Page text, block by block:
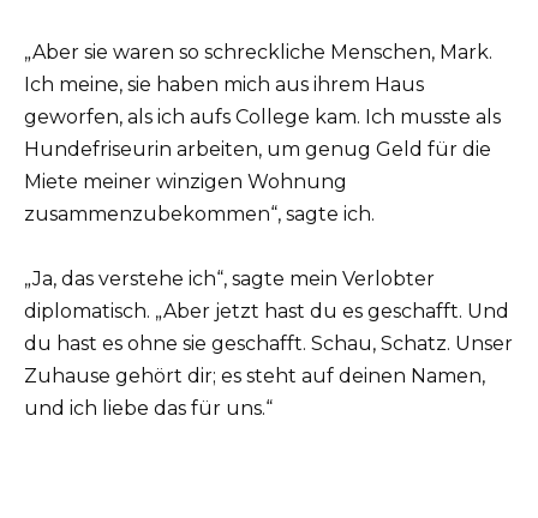
„Aber sie waren so schreckliche Menschen, Mark.
Ich meine, sie haben mich aus ihrem Haus
geworfen, als ich aufs College kam. Ich musste als
Hundefriseurin arbeiten, um genug Geld für die
Miete meiner winzigen Wohnung
zusammenzubekommen“, sagte ich.
„Ja, das verstehe ich“, sagte mein Verlobter
diplomatisch. „Aber jetzt hast du es geschafft. Und
du hast es ohne sie geschafft. Schau, Schatz. Unser
Zuhause gehört dir; es steht auf deinen Namen,
und ich liebe das für uns.“